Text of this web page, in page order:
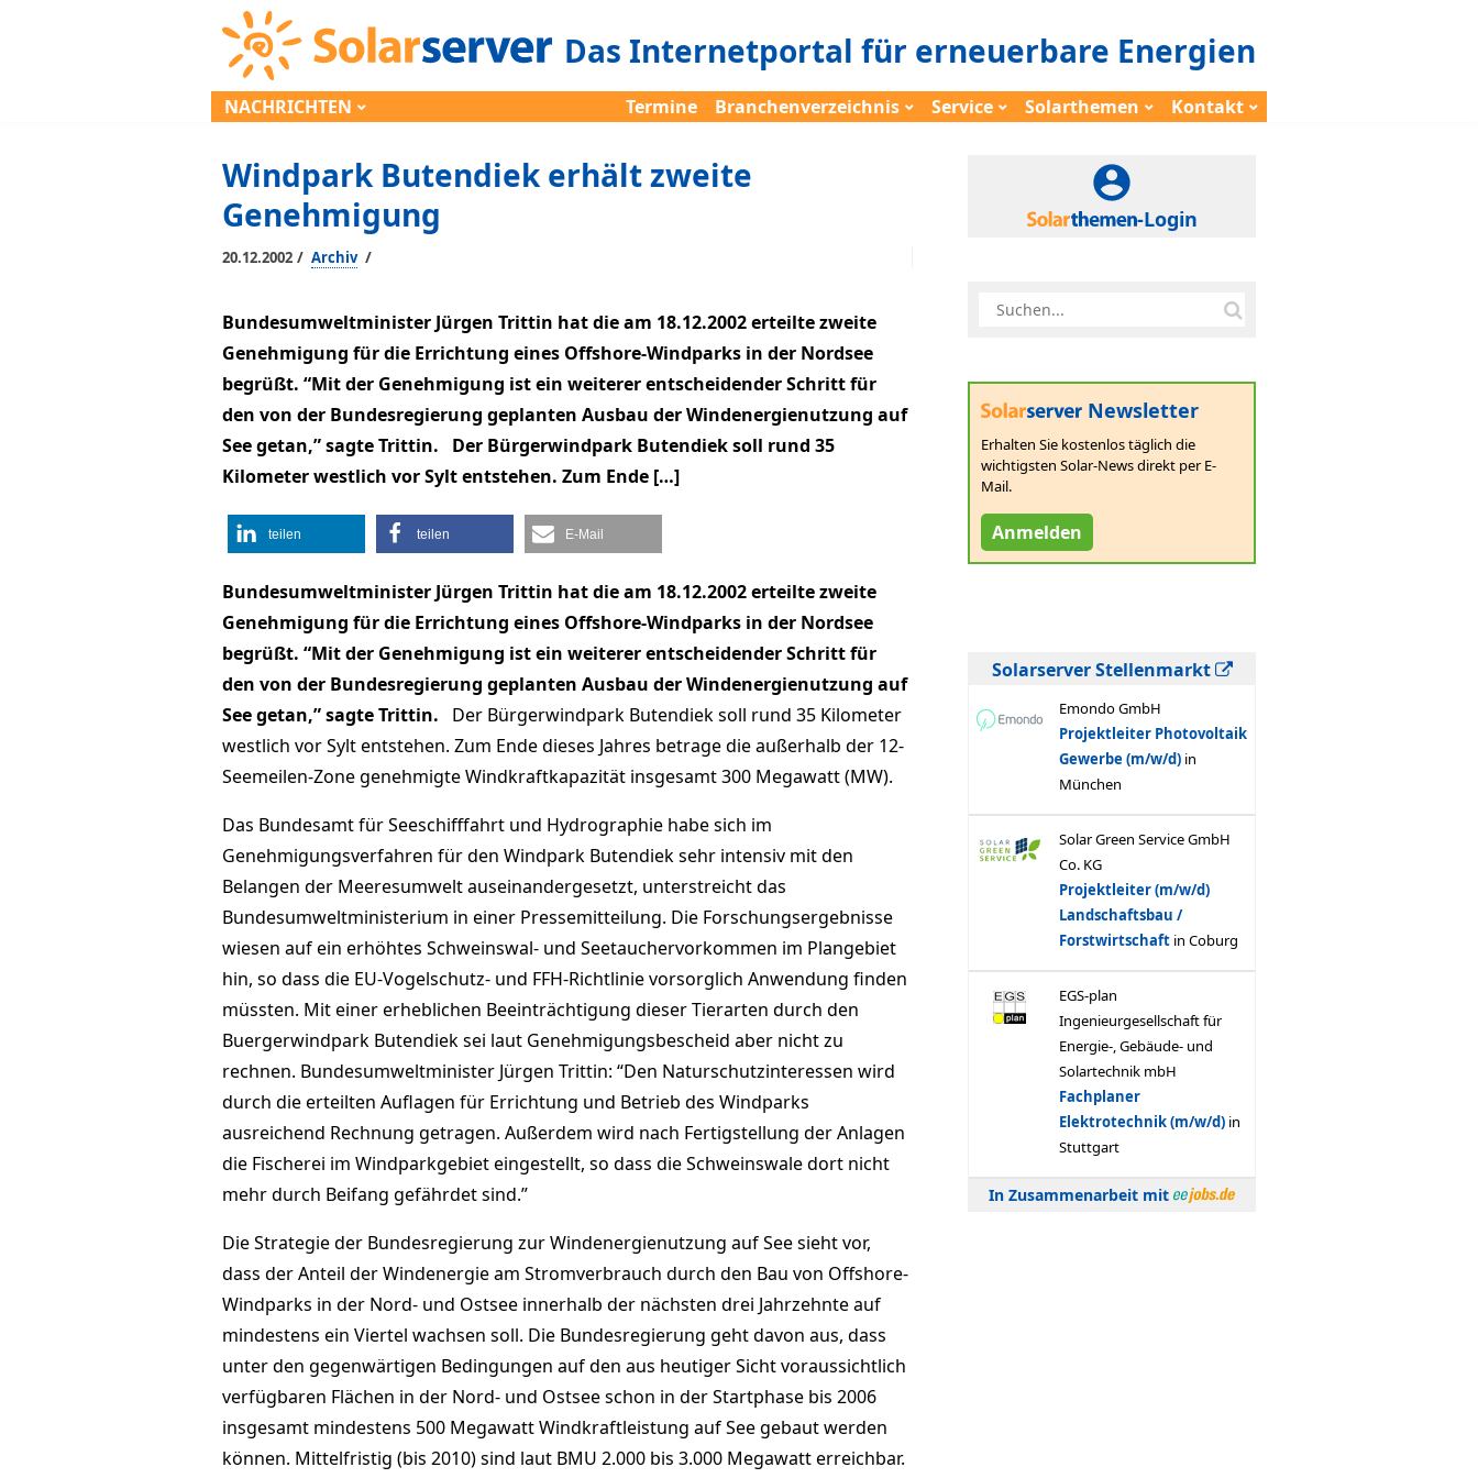
Das Internetportal für erneuerbare Energien
NACHRICHTEN Termine Branchenverzeichnis Service Solarthemen Kontakt
Windpark Butendiek erhält zweite
Genehmigung
20.12.2002 / Archiv /
Bundesumweltminister Jürgen Trittin hat die am 18.12.2002 erteilte zweite
Genehmigung für die Errichtung eines Offshore-Windparks in der Nordsee
begrüßt. “Mit der Genehmigung ist ein weiterer entscheidender Schritt für
den von der Bundesregierung geplanten Ausbau der Windenergienutzung auf
See getan,” sagte Trittin. Der Bürgerwindpark Butendiek soll rund 35
Kilometer westlich vor Sylt entstehen. Zum Ende […]
teilen teilen E-Mail
Bundesumweltminister Jürgen Trittin hat die am 18.12.2002 erteilte zweite
Genehmigung für die Errichtung eines Offshore-Windparks in der Nordsee
begrüßt. “Mit der Genehmigung ist ein weiterer entscheidender Schritt für
den von der Bundesregierung geplanten Ausbau der Windenergienutzung auf
See getan,” sagte Trittin. Der Bürgerwindpark Butendiek soll rund 35 Kilometer
westlich vor Sylt entstehen. Zum Ende dieses Jahres betrage die außerhalb der 12-
Seemeilen-Zone genehmigte Windkraftkapazität insgesamt 300 Megawatt (MW).
Das Bundesamt für Seeschifffahrt und Hydrographie habe sich im
Genehmigungsverfahren für den Windpark Butendiek sehr intensiv mit den
Belangen der Meeresumwelt auseinandergesetzt, unterstreicht das
Bundesumweltministerium in einer Pressemitteilung. Die Forschungsergebnisse
wiesen auf ein erhöhtes Schweinswal- und Seetauchervorkommen im Plangebiet
hin, so dass die EU-Vogelschutz- und FFH-Richtlinie vorsorglich Anwendung finden
müssten. Mit einer erheblichen Beeinträchtigung dieser Tierarten durch den
Buergerwindpark Butendiek sei laut Genehmigungsbescheid aber nicht zu
rechnen. Bundesumweltminister Jürgen Trittin: “Den Naturschutzinteressen wird
durch die erteilten Auflagen für Errichtung und Betrieb des Windparks
ausreichend Rechnung getragen. Außerdem wird nach Fertigstellung der Anlagen
die Fischerei im Windparkgebiet eingestellt, so dass die Schweinswale dort nicht
mehr durch Beifang gefährdet sind.”
Die Strategie der Bundesregierung zur Windenergienutzung auf See sieht vor,
dass der Anteil der Windenergie am Stromverbrauch durch den Bau von Offshore-
Windparks in der Nord- und Ostsee innerhalb der nächsten drei Jahrzehnte auf
mindestens ein Viertel wachsen soll. Die Bundesregierung geht davon aus, dass
unter den gegenwärtigen Bedingungen auf den aus heutiger Sicht voraussichtlich
verfügbaren Flächen in der Nord- und Ostsee schon in der Startphase bis 2006
insgesamt mindestens 500 Megawatt Windkraftleistung auf See gebaut werden
können. Mittelfristig (bis 2010) sind laut BMU 2.000 bis 3.000 Megawatt erreichbar.
-Login
Newsletter
Erhalten Sie kostenlos täglich die
wichtigsten Solar-News direkt per E-
Mail.
Anmelden
Solarserver Stellenmarkt
In Zusammenarbeit mit